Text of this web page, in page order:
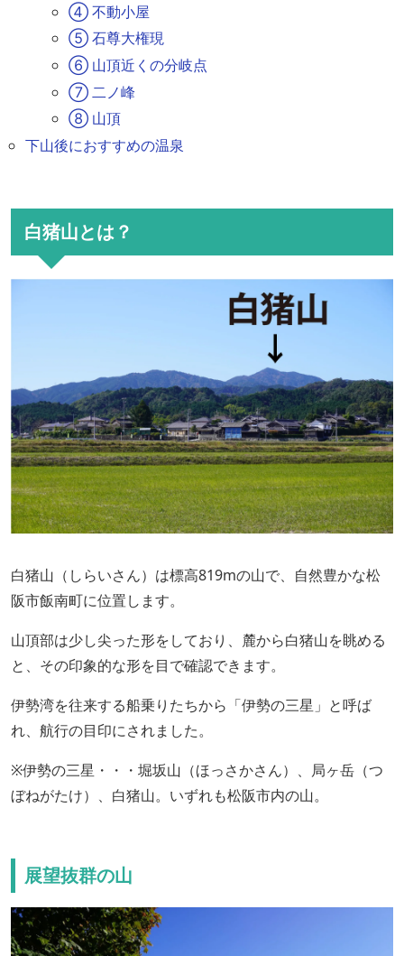
④ 不動小屋
⑤ 石尊大権現
⑥ 山頂近くの分岐点
⑦ 二ノ峰
⑧ 山頂
下山後におすすめの温泉
白猪山とは？
白猪山（しらいさん）は標高819mの山で、自然豊かな松
阪市飯南町に位置します。
山頂部は少し尖った形をしており、麓から白猪山を眺める
と、その印象的な形を目で確認できます。
伊勢湾を往来する船乗りたちから「伊勢の三星」と呼ば
れ、航行の目印にされました。
※伊勢の三星・・・堀坂山（ほっさかさん）、局ヶ岳（つ
ぼねがたけ）、白猪山。いずれも松阪市内の山。
展望抜群の山